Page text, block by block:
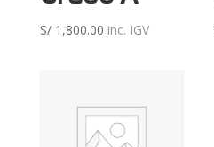
S/1,800.00 inc. IGV